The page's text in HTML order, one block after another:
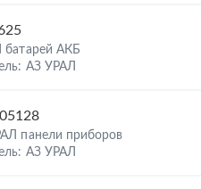
батарей АКБ
АЗ УРАЛ
панели приборов
АЗ УРАЛ